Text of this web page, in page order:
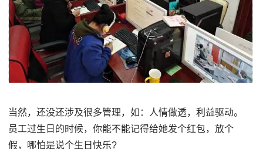
当然，还没还涉及很多管理，如：人情做透，利益驱动。
员工过生日的时候，你能不能记得给她发个红包，放个
假，哪怕是说个生日快乐?